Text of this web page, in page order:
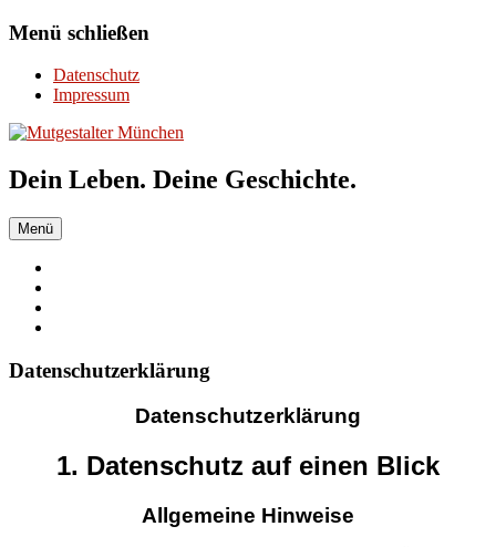
Zum
springen
Menü schließen
Datenschutz
Impressum
Dein Leben. Deine Geschichte.
Menü
Datenschutzerklärung
Datenschutzerklärung
1. Datenschutz auf einen Blick
Allgemeine Hinweise